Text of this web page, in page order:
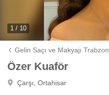
1 / 10
Gelin Saçı ve Makyajı Trabzon
Özer Kuaför
Çarşı, Ortahisar